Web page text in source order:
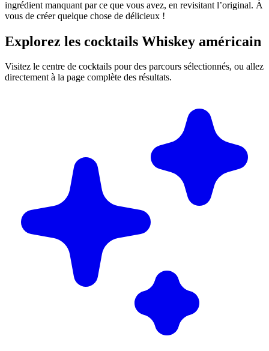
ingrédient manquant par ce que vous avez, en revisitant l’original. À
vous de créer quelque chose de délicieux !
Explorez les cocktails Whiskey américain
Visitez le centre de cocktails pour des parcours sélectionnés, ou allez
directement à la page complète des résultats.